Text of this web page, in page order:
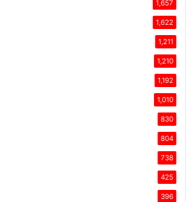
1,657
1,622
1,211
1,210
1,192
1,010
830
804
738
425
396